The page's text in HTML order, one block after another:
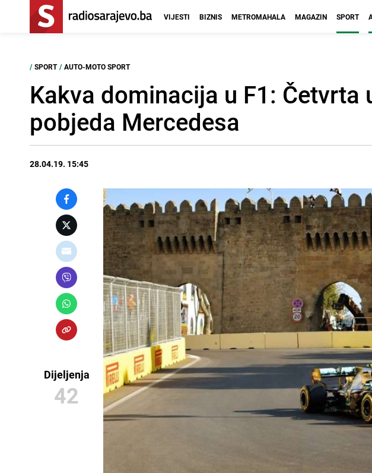
VIJESTI BIZNIS METROMAHALA MAGAZIN SPORT
/ SPORT / AUTO-MOTO SPORT
Kakva dominacija u F1:
pobjeda Mercedesa
28.04.19. 15:45
Dijeljenja
42